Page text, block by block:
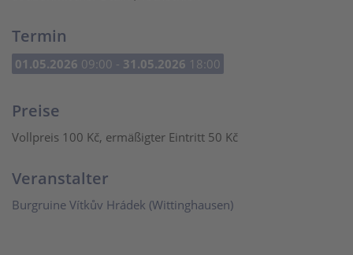
Termin
01.05.2026 09:00 - 31.05.2026 18:00
Preise
Vollpreis 100 Kč, ermäßigter Eintritt 50 Kč
Veranstalter
Burgruine Vítkův Hrádek (Wittinghausen)